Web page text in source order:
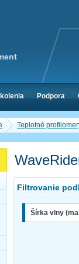
Teplotné
Filtrovanie
Šírka vlny
Podpora